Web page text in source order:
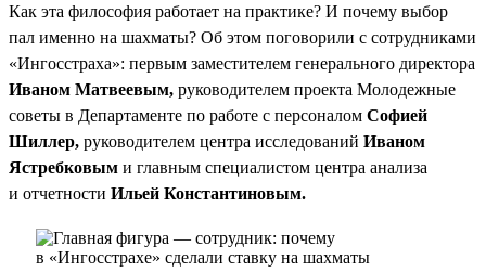
Как эта философия работает на практике? И почему выбор
пал именно на шахматы? Об этом поговорили с сотрудниками
«Ингосстраха»: первым заместителем генерального директора
Иваном Матвеевым, руководителем проекта Молодежные
советы в Департаменте по работе с персоналом Софией
Шиллер, руководителем центра исследований Иваном
Ястребковым и главным специалистом центра анализа
и отчетности Ильей Константиновым.